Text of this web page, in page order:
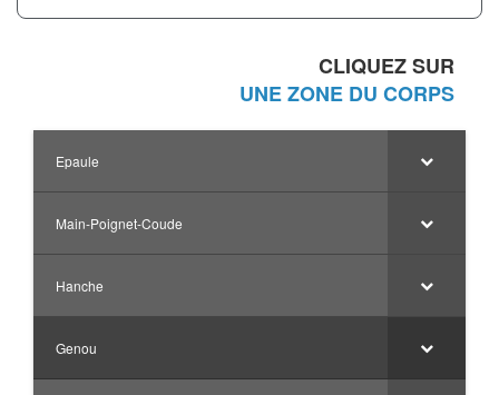
CLIQUEZ SUR
UNE ZONE DU CORPS
Epaule
Main-Poignet-Coude
Hanche
Genou